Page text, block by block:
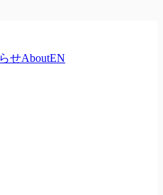
せAboutEN